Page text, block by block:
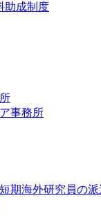
助成制度
事務所
期海外研究員の派